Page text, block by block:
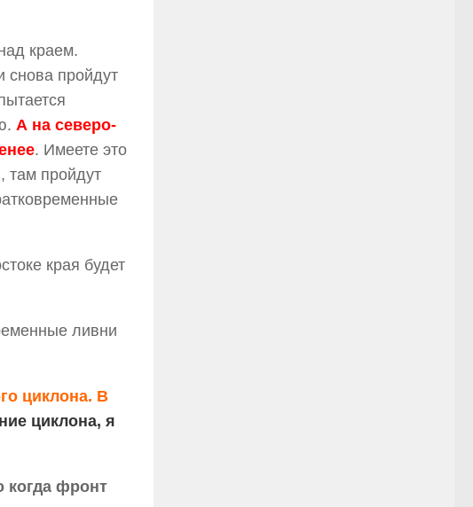
краем.
снова пройдут
А на северо-
. Имеете это
там пройдут
края будет
ливни
циклона. В
циклона, я
когда фронт